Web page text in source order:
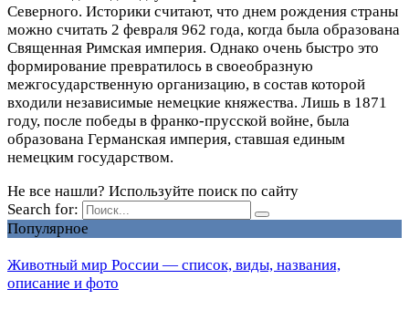
Северного. Историки считают, что днем рождения страны
можно считать 2 февраля 962 года, когда была образована
Священная Римская империя. Однако очень быстро это
формирование превратилось в своеобразную
межгосударственную организацию, в состав которой
входили независимые немецкие княжества. Лишь в 1871
году, после победы в франко-прусской войне, была
образована Германская империя, ставшая единым
немецким государством.
Не все нашли? Используйте поиск по сайту
Search for:
Популярное
Животный мир России — список, виды, названия,
описание и фото